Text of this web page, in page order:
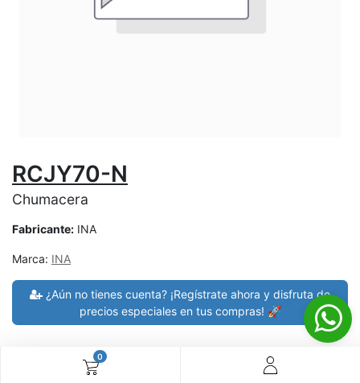
0
RCJY70-N
Chumacera
Fabricante: INA
Marca: INA
¿Aún no tienes cuenta? ¡Regístrate ahora y disfruta de
precios especiales en tus compras! 🚀
30 días de devolución